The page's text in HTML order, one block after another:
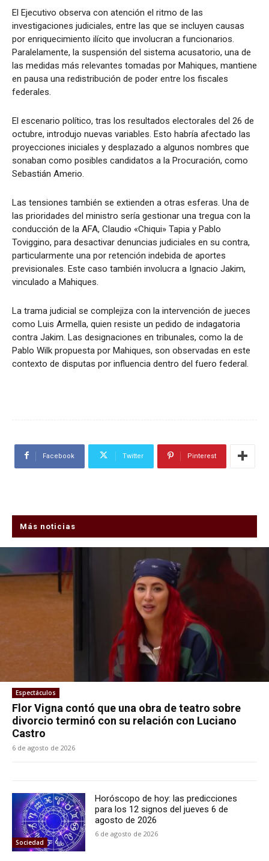
El Ejecutivo observa con atención el ritmo de las
investigaciones judiciales, entre las que se incluyen causas
por enriquecimiento ilícito que involucran a funcionarios.
Paralelamente, la suspensión del sistema acusatorio, una de
las medidas más relevantes tomadas por Mahiques, mantiene
en pausa una redistribución de poder entre los fiscales
federales.
El escenario político, tras los resultados electorales del 26 de
octubre, introdujo nuevas variables. Esto habría afectado las
proyecciones iniciales y desplazado a algunos nombres que
sonaban como posibles candidatos a la Procuración, como
Sebastián Amerio.
Las tensiones también se extienden a otras esferas. Una de
las prioridades del ministro sería gestionar una tregua con la
conducción de la AFA, Claudio «Chiqui» Tapia y Pablo
Toviggino, para desactivar denuncias judiciales en su contra,
particularmente una por retención indebida de aportes
previsionales. Este caso también involucra a Ignacio Jakim,
vinculado a Mahiques.
La trama judicial se complejiza con la intervención de jueces
como Luis Armella, quien resiste un pedido de indagatoria
contra Jakim. Las designaciones en tribunales, como la de
Pablo Wilk propuesta por Mahiques, son observadas en este
contexto de disputas por influencia dentro del fuero federal.
Facebook Twitter Pinterest
Más noticias
Espectáculos
Flor Vigna contó que una obra de teatro sobre
divorcio terminó con su relación con Luciano
Castro
6 de agosto de 2026
Sociedad
Horóscopo de hoy: las predicciones
para los 12 signos del jueves 6 de
agosto de 2026
6 de agosto de 2026